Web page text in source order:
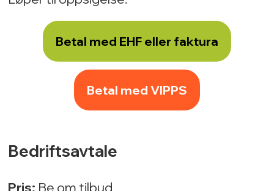
Betal med EHF eller faktura
Betal med VIPPS
Bedriftsavtale
Pris: Be om tilbud